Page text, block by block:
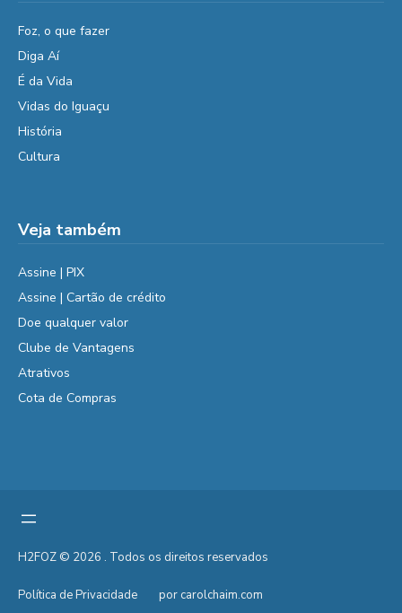
Foz, o que fazer
Diga Aí
É da Vida
Vidas do Iguaçu
História
Cultura
Veja também
Assine | PIX
Assine | Cartão de crédito
Doe qualquer valor
Clube de Vantagens
Atrativos
Cota de Compras
H2FOZ © 2026 . Todos os direitos reservados
Política de Privacidade por carolchaim.com